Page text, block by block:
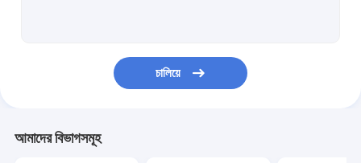
ব্যবহৃত উইন্ডিং মেশিন
চালিয়ে
আমাদের বিভাগসমূহ